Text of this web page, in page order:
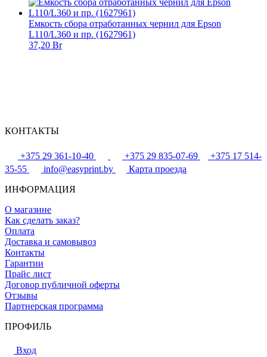
Емкость сбора отработанных чернил для Epson
L110/L360 и пр. (1627961)
37,20 Br
КОНТАКТЫ
+375 29 361-10-40 +375 29 835-07-69
+375 17 514-
35-55
info@easyprint.by
Карта проезда
ИНФОРМАЦИЯ
О магазине
Как сделать заказ?
Оплата
Доставка и самовывоз
Контакты
Гарантии
Прайс лист
Договор публичной оферты
Отзывы
Партнерская программа
ПРОФИЛЬ
Вход